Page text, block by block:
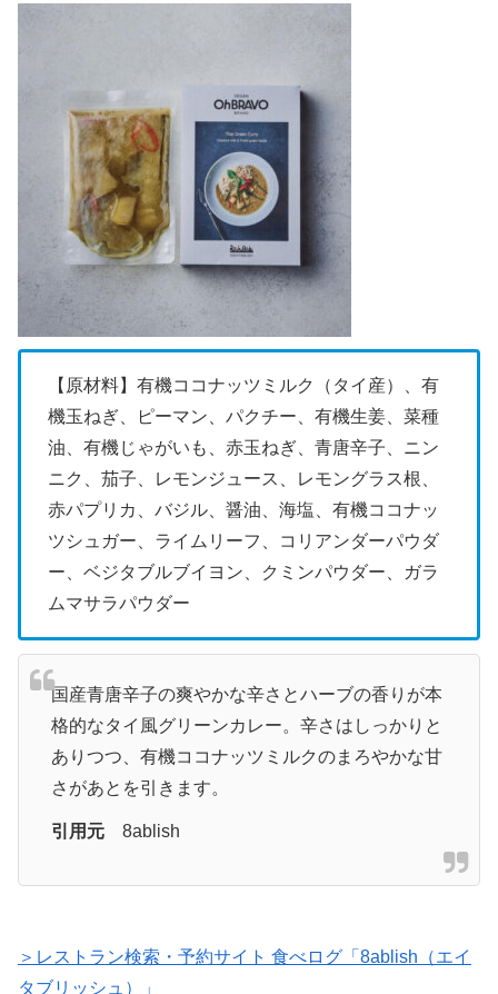
【原材料】有機ココナッツミルク（タイ産）、有
機玉ねぎ、ピーマン、パクチー、有機生姜、菜種
油、有機じゃがいも、赤玉ねぎ、青唐辛子、ニン
ニク、茄子、レモンジュース、レモングラス根、
赤パプリカ、バジル、醤油、海塩、有機ココナッ
ツシュガー、ライムリーフ、コリアンダーパウダ
ー、ベジタブルブイヨン、クミンパウダー、ガラ
ムマサラパウダー
国産青唐辛子の爽やかな辛さとハーブの香りが本
格的なタイ風グリーンカレー。辛さはしっかりと
ありつつ、有機ココナッツミルクのまろやかな甘
さがあとを引きます。
引用元8ablish
＞レストラン検索・予約サイト 食べログ「8ablish（エイ
タブリッシュ）」